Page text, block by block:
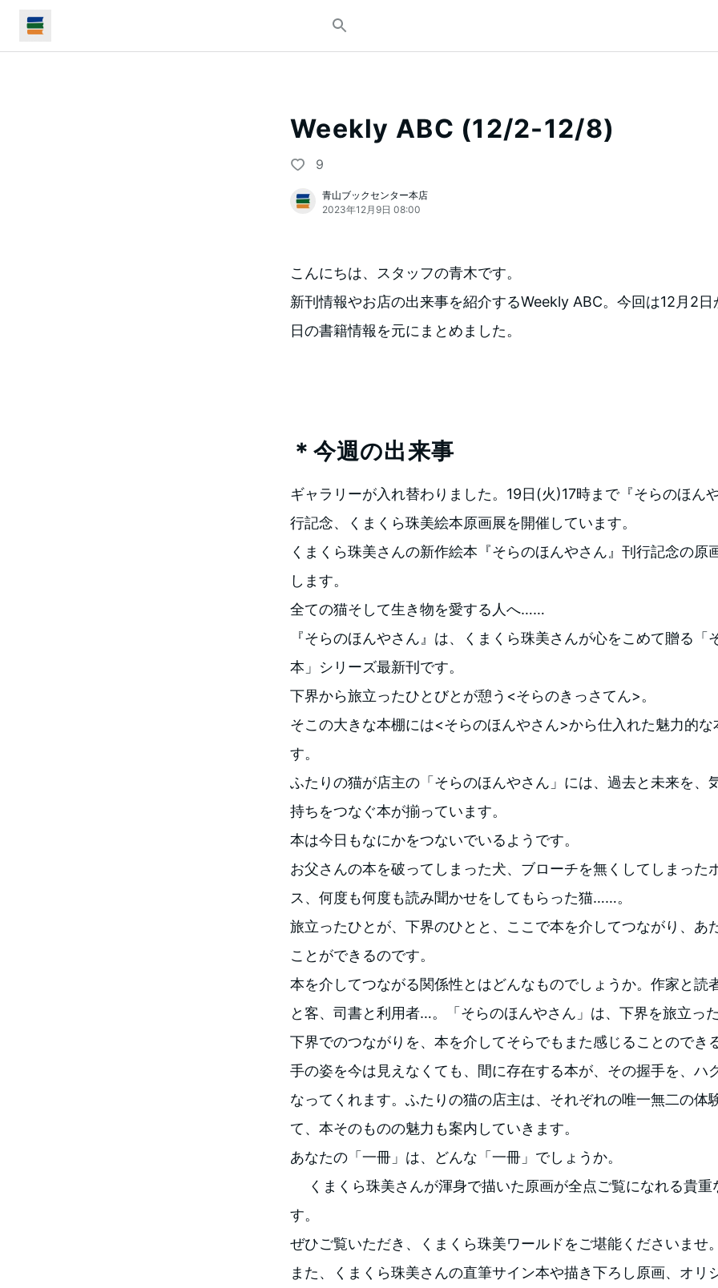
Weekly ABC (12/2-12/8)
9
青山ブックセンター本店
2023年12月9日 08:00
こんにちは、スタッフの青木です。
新刊情報やお店の出来事を紹介するWeekly ABC。今回は12月2日
日の書籍情報を元にまとめました。
＊今週の出来事
ギャラリーが入れ替わりました。19日(火)17時まで『そらのほん
行記念、くまくら珠美絵本原画展を開催しています。
くまくら珠美さんの新作絵本『そらのほんやさん』刊行記念の原
します。
全ての猫そして生き物を愛する人へ……
『そらのほんやさん』は、くまくら珠美さんが心をこめて贈る「
本」シリーズ最新刊です。
下界から旅立ったひとびとが憩う<そらのきっさてん>。
そこの大きな本棚には<そらのほんやさん>から仕入れた魅力的な
す。
ふたりの猫が店主の「そらのほんやさん」には、過去と未来を、
持ちをつなぐ本が揃っています。
本は今日もなにかをつないでいるようです。
お父さんの本を破ってしまった犬、ブローチを無くしてしまった
ス、何度も何度も読み聞かせをしてもらった猫……。
旅立ったひとが、下界のひとと、ここで本を介してつながり、あ
ことができるのです。
本を介してつながる関係性とはどんなものでしょうか。作家と読
と客、司書と利用者…。「そらのほんやさん」は、下界を旅立った
下界でのつながりを、本を介してそらでもまた感じることのでき
手の姿を今は見えなくても、間に存在する本が、その握手を、ハ
なってくれます。ふたりの猫の店主は、それぞれの唯一無二の体
て、本そのものの魅力も案内していきます。
あなたの「一冊」は、どんな「一冊」でしょうか。
くまくら珠美さんが渾身で描いた原画が全点ご覧になれる貴重
す。
ぜひご覧いただき、くまくら珠美ワールドをご堪能くださいませ。
また、くまくら珠美さんの直筆サイン本や描き下ろし原画、オリ